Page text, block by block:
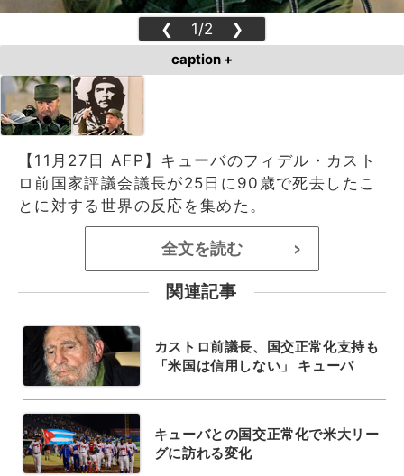
❮ 1/2 ❯
caption +
【11月27日 AFP】キューバのフィデル・カスト
ロ前国家評議会議長が25日に90歳で死去したこ
とに対する世界の反応を集めた。
全文を読む >
関連記事
カストロ前議長、国交正常化支持も
「米国は信用しない」 キューバ
キューバとの国交正常化で米大リー
グに訪れる変化